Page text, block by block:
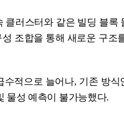
클러스터와 같은 빌딩 블록
조합을 통해 새로운 구조
수적으로 늘어나, 기존 방식
물성 예측이 불가능했다.